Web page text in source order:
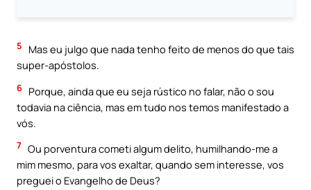
5
Mas eu julgo que nada tenho feito de menos do que tais
super-apóstolos.
6 Porque, ainda que eu seja rústico no falar, não o sou
todavia na ciência, mas em tudo nos temos manifestado a
vós.
7 Ou porventura cometi algum delito, humilhando-me a
mim mesmo, para vos exaltar, quando sem interesse, vos
preguei o Evangelho de Deus?